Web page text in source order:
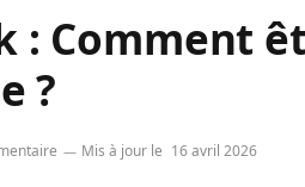
: Comment
?
Mis à jour le 16 avril 2026